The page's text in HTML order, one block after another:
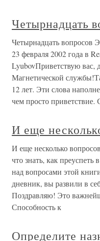
Четырнадцать
Четырнадцать вопросов
23 февраля 2002 года в
LyubovПриветствую вас,
Магнетической
12 лет. Эти слова
чем просто приветствие.
И еще
И еще несколько
что знать, как
над вопросами этой
дневник, вы развили в
Поздравляю! Это
Способность к
Определите